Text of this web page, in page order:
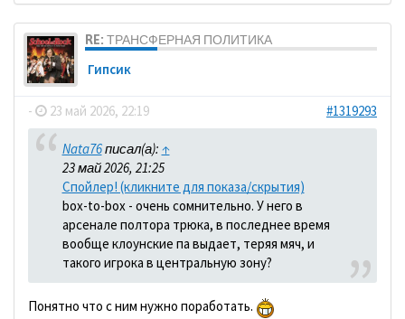
RE: ТРАНСФЕРНАЯ ПОЛИТИКА
Гипсик
- 23 май 2026, 22:19 #1319293
Nata76писал(а): ↑
23 май 2026, 21:25
Спойлер! (кликните для показа/скрытия)
box-to-box - очень сомнительно. У него в
арсенале полтора трюка, в последнее время
вообще клоунские па выдает, теряя мяч, и
такого игрока в центральную зону?
Понятно что с ним нужно поработать.